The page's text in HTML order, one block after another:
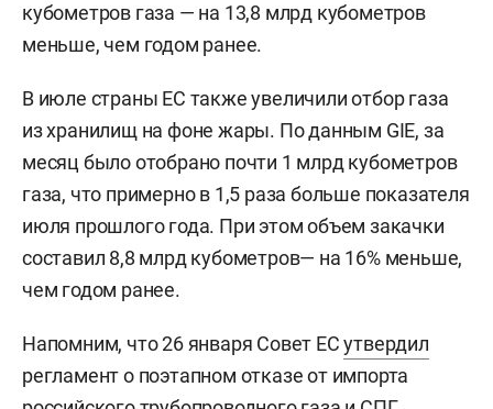
кубометров газа — на 13,8 млрд кубометров
меньше, чем годом ранее.
В июле страны ЕС также увеличили отбор газа
из хранилищ на фоне жары. По данным GIE, за
месяц было отобрано почти 1 млрд кубометров
газа, что примерно в 1,5 раза больше показателя
июля прошлого года. При этом объем закачки
составил 8,8 млрд кубометров— на 16% меньше,
чем годом ранее.
Напомним, что 26 января Совет ЕСутвердил
регламент о поэтапном отказе от импорта